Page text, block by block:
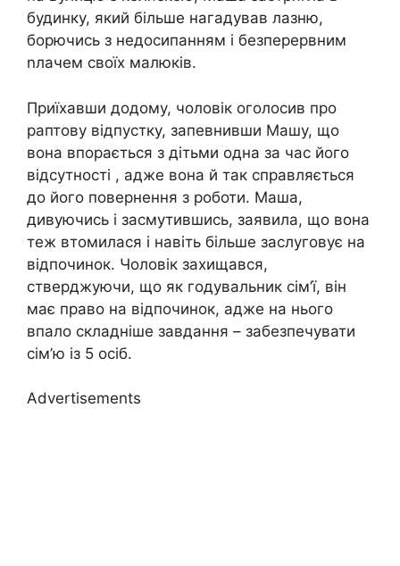
будинку, який більше нагадував лазню,
борючись з недосипанням і безперервним
nлачем своїх малюків.
Приїхавши додому, чоловік оголосив про
раптову відпустку, запевнивши Машу, що
вона впорається з дітьми одна за час його
відсутності , адже вона й так справляється
до його повернення з роботи. Маша,
дивуючись і засмутившись, заявила, що вона
теж втомилася і навіть більше заслуговує на
відпочинок. Чоловік захищався,
стверджуючи, що як годувальник сім’ї, він
має право на відпочинок, адже на нього
впало складніше завдання – забезпечувати
сім’ю із 5 осіб.
Advertisements